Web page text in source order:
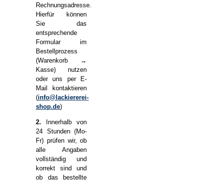
Rechnungsadresse.
Hierfür können
Sie das
entsprechende
Formular im
Bestellprozess
(Warenkorb →
Kasse) nutzen
oder uns per E-
Mail kontaktieren
(info@lackiererei-
shop.de)
2. Innerhalb von
24 Stunden (Mo-
Fr) prüfen wir, ob
alle Angaben
vollständig und
korrekt sind und
ob das bestellte